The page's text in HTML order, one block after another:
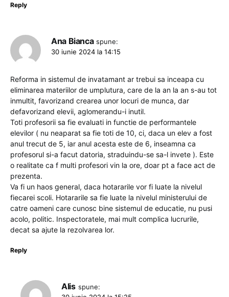
Reply
Ana Bianca spune:
30 iunie 2024 la 14:15
Reforma in sistemul de invatamant ar trebui sa inceapa cu
eliminarea materiilor de umplutura, care de la an la an s-au tot
inmultit, favorizand crearea unor locuri de munca, dar
defavorizand elevii, aglomerandu-i inutil.
Toti profesorii sa fie evaluati in functie de performantele
elevilor ( nu neaparat sa fie toti de 10, ci, daca un elev a fost
anul trecut de 5, iar anul acesta este de 6, inseamna ca
profesorul si-a facut datoria, straduindu-se sa-l invete ). Este
o realitate ca f multi profesori vin la ore, doar pt a face act de
prezenta.
Va fi un haos general, daca hotararile vor fi luate la nivelul
fiecarei scoli. Hotararile sa fie luate la nivelul ministerului de
catre oameni care cunosc bine sistemul de educatie, nu pusi
acolo, politic. Inspectoratele, mai mult complica lucrurile,
decat sa ajute la rezolvarea lor.
Reply
Alis spune: